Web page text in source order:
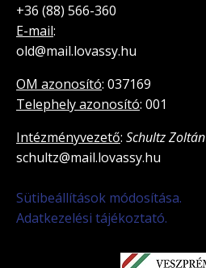
+36 (88) 566-360
E-mail:
old@mail.lovassy.hu
OM azonosító: 037169
Telephely azonosító: 001
Intézményvezető: Schultz Zoltán
schultz@mail.lovassy.hu
Sütibeállítások módosítása.
Adatkezelési tájékoztató.